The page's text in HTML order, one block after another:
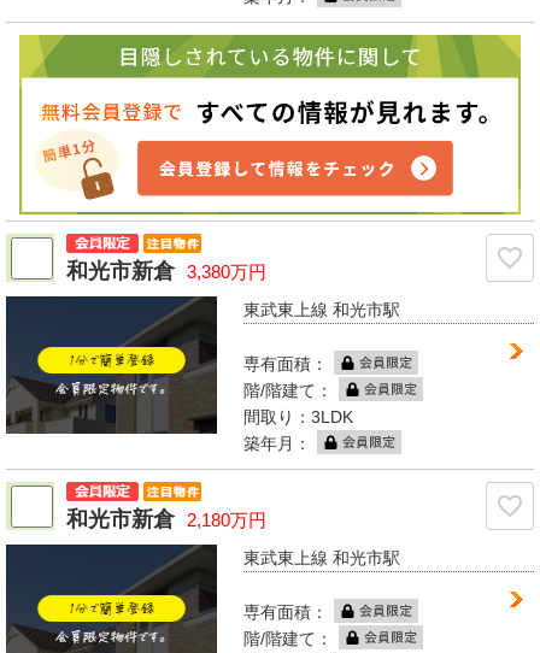
和光市新倉 3,380万円
東武東上線 和光市駅
専有面積：
階/階建て：
間取り：3LDK
築年月：
和光市新倉 2,180万円
東武東上線 和光市駅
専有面積：
階/階建て：